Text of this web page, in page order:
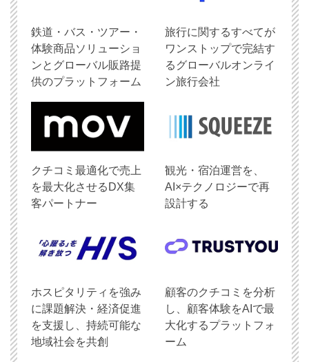
鉄道・バス・ツアー・
体験商品ソリューショ
ンとグローバル販路提
供のプラットフォーム
旅行に関するすべてが
ワンストップで完結す
るグローバルオンライ
ン旅行会社
クチコミ最適化で売上
を最大化させるDX集
客パートナー
観光・宿泊運営を、
AI×テクノロジーで再
設計する
ホスピタリティを強み
に課題解決・経済促進
を支援し、持続可能な
地域社会を共創
顧客のクチコミを分析
し、顧客体験をAIで最
大化するプラットフォ
ーム